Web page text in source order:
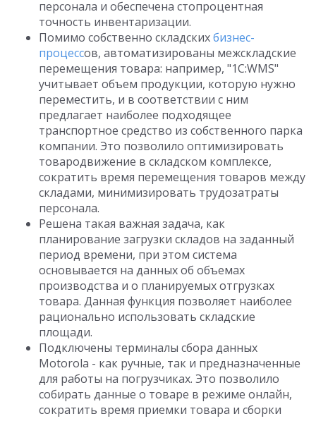
персонала и обеспечена стопроцентная
точность инвентаризации.
Помимо собственно складскихбизнес-
процессов, автоматизированы межскладские
перемещения товара: например, "1С:WMS"
учитывает объем продукции, которую нужно
переместить, и в соответствии с ним
предлагает наиболее подходящее
транспортное средство из собственного парка
компании. Это позволило оптимизировать
товародвижение в складском комплексе,
сократить время перемещения товаров между
складами, минимизировать трудозатраты
персонала.
Решена такая важная задача, как
планирование загрузки складов на заданный
период времени, при этом система
основывается на данных об объемах
производства и о планируемых отгрузках
товара. Данная функция позволяет наиболее
рационально использовать складские
площади.
Подключены терминалы сбора данных
Motorola - как ручные, так и предназначенные
для работы на погрузчиках. Это позволило
собирать данные о товаре в режиме онлайн,
сократить время приемки товара и сборки